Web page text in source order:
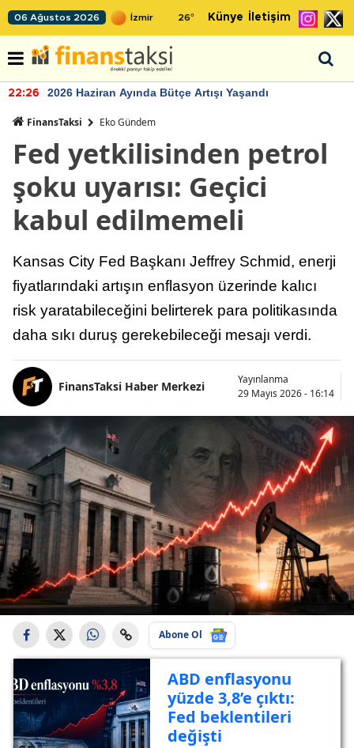
06 Ağustos 2026 26° Künye İletişim
22:26 2026 Haziran Ayında Bütçe Artışı Yaşandı
FinansTaksi Eko Gündem
Fed yetkilisinden petrol
şoku uyarısı: Geçici
kabul edilmemeli
Kansas City Fed Başkanı Jeffrey Schmid, enerji
fiyatlarındaki artışın enflasyon üzerinde kalıcı
risk yaratabileceğini belirterek para politikasında
daha sıkı duruş gerekebileceği mesajı verdi.
FinansTaksi Haber Merkezi
Yayınlanma
29 Mayıs 2026 - 16:14
Abone Ol
ABD enflasyonu
yüzde 3,8’e çıktı:
Fed beklentileri
değişti